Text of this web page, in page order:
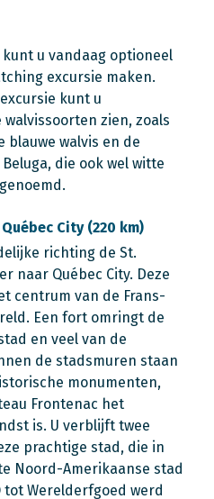
kunt u vandaag optioneel
excursie maken.
kunt u
zien, zoals
blauwe walvis en de
die ook wel witte
City (220 km)
richting de St.
naar Québec City. Deze
centrum van de Frans-
Een fort omringt de
en veel van de
de stadsmuren staan
monumenten,
Frontenac het
is. U verblijft twee
prachtige stad, die in
Noord-Amerikaanse stad
tot Werelderfgoed werd